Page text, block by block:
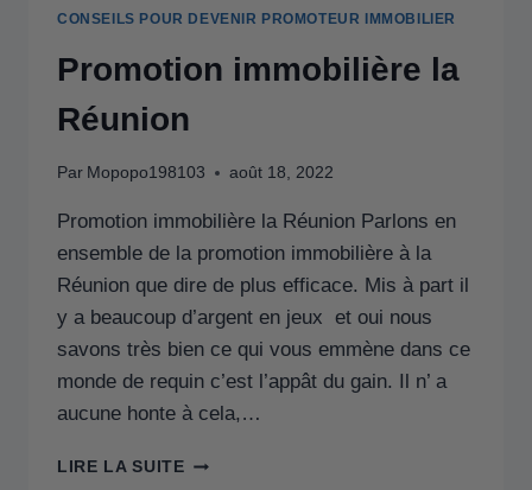
CONSEILS POUR DEVENIR PROMOTEUR IMMOBILIER
Promotion immobilière la
Réunion
Par Mopopo198103 août 18, 2022
Promotion immobilière la Réunion Parlons en
ensemble de la promotion immobilière à la
Réunion que dire de plus efficace. Mis à part il
y a beaucoup d’argent en jeux et oui nous
savons très bien ce qui vous emmène dans ce
monde de requin c’est l’appât du gain. Il n’ a
aucune honte à cela,…
LIRE LA SUITE